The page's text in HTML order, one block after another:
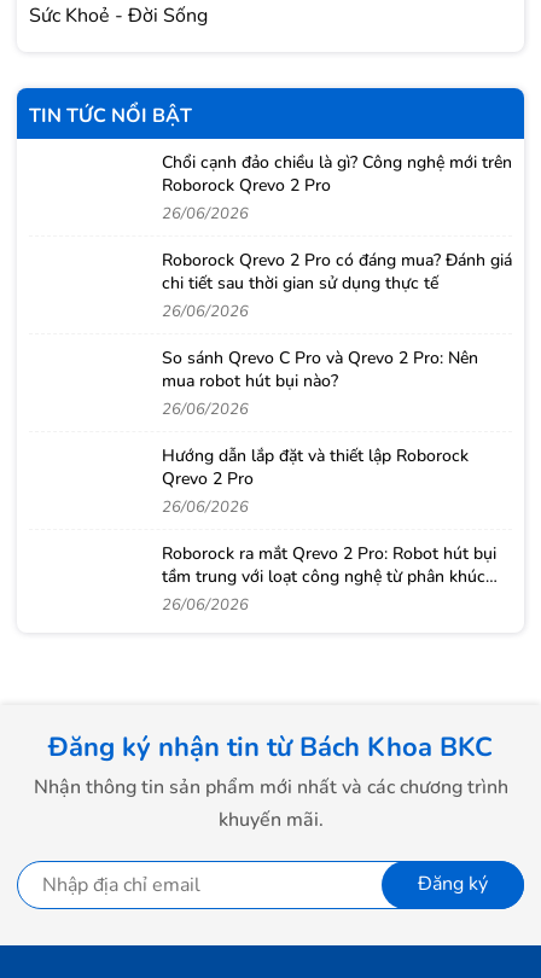
Sức Khoẻ - Đời Sống
TIN TỨC NỔI BẬT
Chổi cạnh đảo chiều là gì? Công nghệ mới trên
Roborock Qrevo 2 Pro
26/06/2026
Roborock Qrevo 2 Pro có đáng mua? Đánh giá
chi tiết sau thời gian sử dụng thực tế
26/06/2026
So sánh Qrevo C Pro và Qrevo 2 Pro: Nên
mua robot hút bụi nào?
26/06/2026
Hướng dẫn lắp đặt và thiết lập Roborock
Qrevo 2 Pro
26/06/2026
Roborock ra mắt Qrevo 2 Pro: Robot hút bụi
tầm trung với loạt công nghệ từ phân khúc
cao cấp
26/06/2026
Đăng ký nhận tin từ Bách Khoa BKC
Nhận thông tin sản phẩm mới nhất và các chương trình
khuyến mãi.
Đăng ký